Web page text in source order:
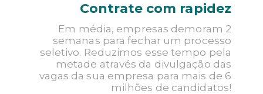
DIVULGUE UMA OPORTUNIDADE
Contrate com rapidez
Em média, empresas demoram 2
semanas para fechar um processo
seletivo. Reduzimos esse tempo pela
metade através da divulgação das
vagas da sua empresa para mais de 6
milhões de candidatos!